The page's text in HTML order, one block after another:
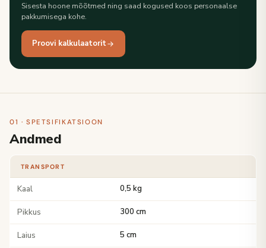
Sisesta hoone mõõtmed ning saad kogused koos personaalse
pakkumisega kohe.
Proovi kalkulaatorit
01 · SPETSIFIKATSIOON
Andmed
TRANSPORT
Kaal 0,5 kg
Pikkus 300 cm
Laius 5 cm